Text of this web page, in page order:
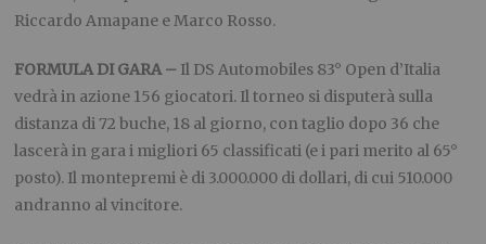
Riccardo Amapane e Marco Rosso.
FORMULA DI GARA – Il DS Automobiles 83° Open d’Italia
vedrà in azione 156 giocatori. Il torneo si disputerà sulla
distanza di 72 buche, 18 al giorno, con taglio dopo 36 che
lascerà in gara i migliori 65 classificati (e i pari merito al 65°
posto). Il montepremi è di 3.000.000 di dollari, di cui 510.000
andranno al vincitore.